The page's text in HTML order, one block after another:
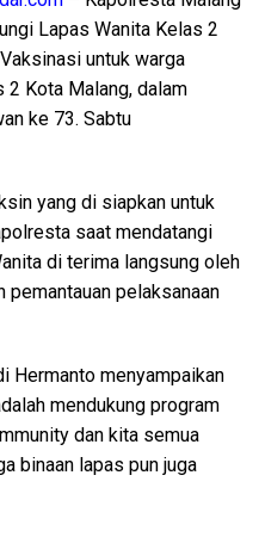
Lapas Wanita Kelas 2
untuk warga
2 Kota Malang, dalam
ke 73. Sabtu
yang di siapkan untuk
saat mendatangi
di terima langsung oleh
pemantauan pelaksanaan
Hermanto menyampaikan
mendukung program
dan kita semua
binaan lapas pun juga